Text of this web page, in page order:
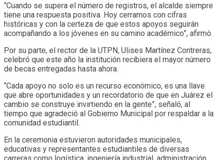
“Cuando se supera el número de registros, el alcalde siempre
tiene una respuesta positiva. Hoy cerramos con cifras
históricas y con la certeza de que estos apoyos seguirán
acompañando a los jóvenes en su camino académico”, afirmó.
Por su parte, el rector de la UTPN, Ulises Martínez Contreras,
celebró que este año la institución recibiera el mayor número
de becas entregadas hasta ahora.
“Cada apoyo no solo es un recurso económico, es una llave
que abre oportunidades y un recordatorio de que en Juárez el
cambio se construye invirtiendo en la gente”, señaló, al
tiempo que agradeció al Gobierno Municipal por respaldar a la
comunidad estudiantil.
En la ceremonia estuvieron autoridades municipales,
educativas y representantes estudiantiles de diversas